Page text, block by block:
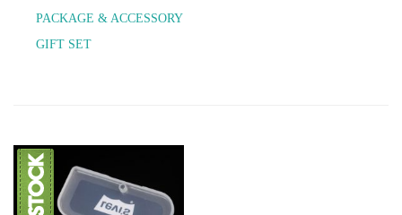
PACKAGE & ACCESSORY
GIFT SET